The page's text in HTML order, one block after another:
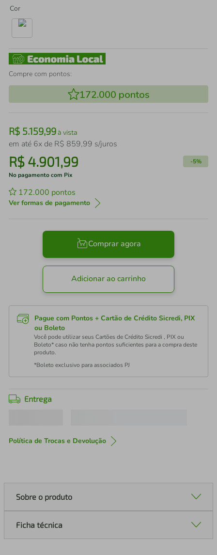
Cor
Compre com pontos:
172.000 pontos
R$ 5.159,99à vista
em até 6x de R$ 859,99 s/juros
R$ 4.901,99 -5%
No pagamento com Pix
172.000 pontos
Ver formas de pagamento
Comprar agora
Adicionar ao carrinho
Pague com Pontos + Cartão de Crédito Sicredi, PIX
ou Boleto
Você pode utilizar seus Cartões de Crédito Sicredi , PIX ou
Boleto* caso não tenha pontos suficientes para a compra deste
produto.
*Boleto exclusivo para associados PJ
Entrega
Política de Trocas e Devolução
Sobre o produto
Ficha técnica